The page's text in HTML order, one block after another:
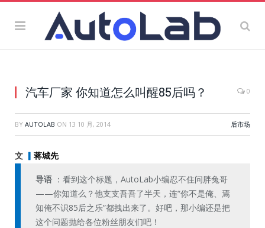
汽车厂家 你知道怎么叫醒85后吗？ 0
BY AUTOLAB ON 13 10 月, 2014 后市场
文 蒋城先
导语 ：看到这个标题，AutoLab小编忍不住问胖兔哥
——你知道么？他支支吾吾了半天，连“你不是俺、焉
知俺不识85后之乐”都拽出来了。好吧，那小编还是把
这个问题抛给各位粉丝朋友们吧！